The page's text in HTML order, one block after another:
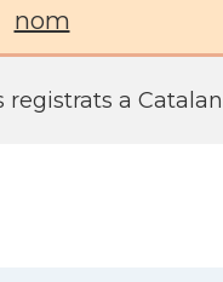
nom
a